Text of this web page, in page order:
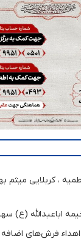
، کربلایی میثم
اباعبدالله (ع)
اهداء فرش‌های